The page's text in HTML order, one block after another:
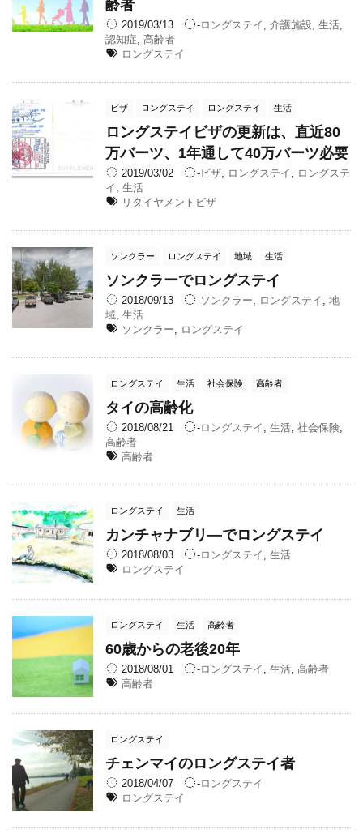
齢者
2019/03/13 -ロングステイ 介護施設, 生活,
認知症 高齢者
ロングステイ
ビザ ロングステイ ロングステイ 生活
ロングステイビザの更新は、直近80
万バーツ、1年通して40万バーツ必要
2019/03/02 -ビザ, ロングステイ
ロングステ
イ
生活
リタイヤメントビザ
ソンクラー ロングステイ 地域 生活
ソンクラーでロングステイ
2018/09/13 -ソンクラー ロングステイ
地
域 生活
ソンクラー
ロングステイ
ロングステイ 生活 社会保険 高齢者
タイの高齢化
2018/08/21 -ロングステイ 生活, 社会保険,
高齢者
高齢者
ロングステイ 生活
カンチャナブリ―でロングステイ
2018/08/03 -ロングステイ
生活
ロングステイ
ロングステイ 生活 高齢者
60歳からの老後20年
2018/08/01 -ロングステイ 生活, 高齢者
高齢者
ロングステイ
チェンマイのロングステイ者
2018/04/07 -ロングステイ
ロングステイ